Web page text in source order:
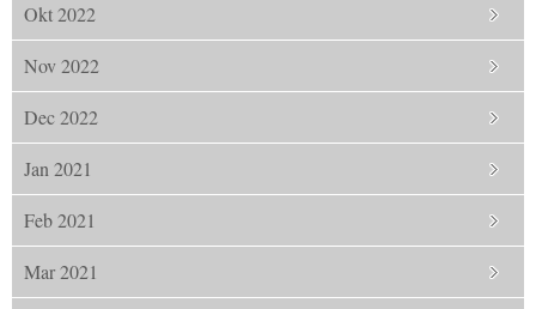
Okt 2022
Nov 2022
Dec 2022
Jan 2021
Feb 2021
Mar 2021